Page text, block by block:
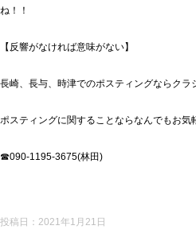
ね！！
【反響がなければ意味がない】
長崎、長与、時津でのポスティングならクラ
ポスティングに関することならなんでもお気
☎090-1195-3675(林田)
投稿日： 2021年1月21日